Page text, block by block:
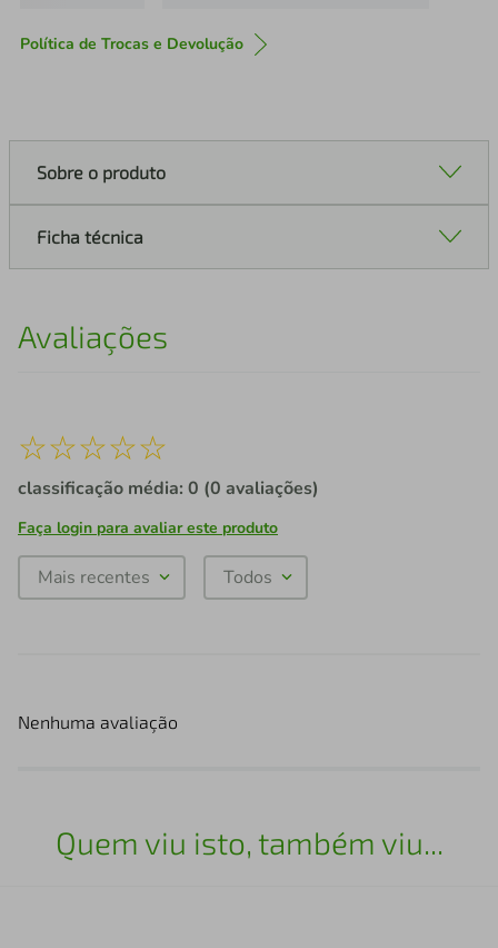
Política de Trocas e Devolução
Sobre o produto
Ficha técnica
Avaliações
☆☆☆☆☆
classificação média: 0 (0 avaliações)
Faça login para avaliar este produto
Mais recentes Todos
Nenhuma avaliação
Quem viu isto, também viu...